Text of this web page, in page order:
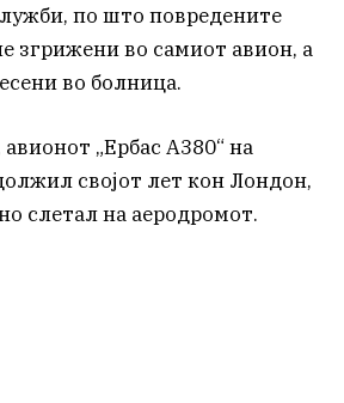
по што повредените
згрижени во самиот авион, а
во болница.
„Ербас А380“ на
својот лет кон Лондон,
слетал на аеродромот.